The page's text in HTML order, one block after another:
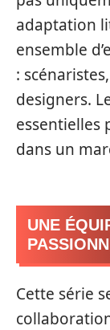
adaptation
ensemble
:
designers.
essentielles
dans un
UNE
Cette série